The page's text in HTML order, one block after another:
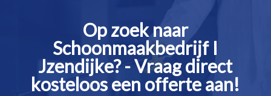
Op zoek naar
Schoonmaakbedrijf I
Jzendijke? - Vraag direct
kosteloos een offerte aan!